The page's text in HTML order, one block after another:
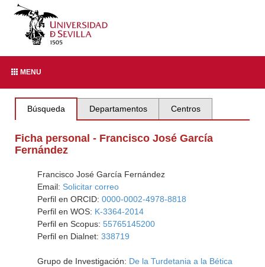
MENU
Búsqueda Departamentos Centros
Ficha personal - Francisco José García
Fernández
Francisco José García Fernández
Email: Solicitar correo
Perfil en ORCID: 0000-0002-4978-8818
Perfil en WOS: K-3364-2014
Perfil en Scopus: 55765145200
Perfil en Dialnet: 338719
Grupo de Investigación: De la Turdetania a la Bética